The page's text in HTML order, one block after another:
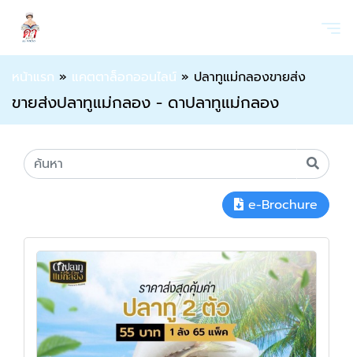
หน้าแรก » แคตตาล็อกออนไลน์ » ปลาทูแม่กลองขายส่ง
ขายส่งปลาทูแม่กลอง - ดาปลาทูแม่กลอง
e-Brochure